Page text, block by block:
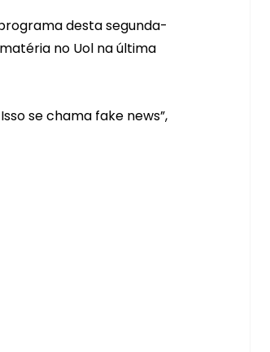
desta segunda-
no Uol na última
se chama fake news”,